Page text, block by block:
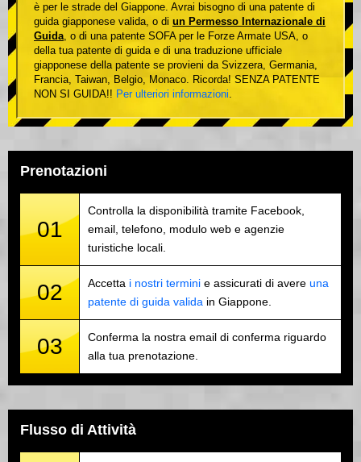
è per le strade del Giappone. Avrai bisogno di una patente di
guida giapponese valida, o di un Permesso Internazionale di
Guida, o di una patente SOFA per le Forze Armate USA, o
della tua patente di guida e di una traduzione ufficiale
giapponese della patente se provieni da Svizzera, Germania,
Francia, Taiwan, Belgio, Monaco. Ricorda! SENZA PATENTE
NON SI GUIDA!! Per ulteriori informazioni.
Prenotazioni
01
Controlla la disponibilità tramite Facebook,
email, telefono, modulo web e agenzie
turistiche locali.
02 Accetta i nostri termini e assicurati di avere una
patente di guida valida in Giappone.
03
Conferma la nostra email di conferma riguardo
alla tua prenotazione.
Flusso di Attività